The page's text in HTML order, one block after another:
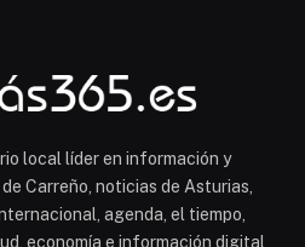
local líder en información y
Carreño, noticias de Asturias,
agenda, el tiempo,
economía e información digital